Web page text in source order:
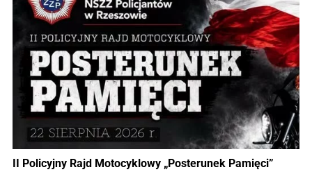
II Policyjny Rajd Motocyklowy „Posterunek Pamięci”